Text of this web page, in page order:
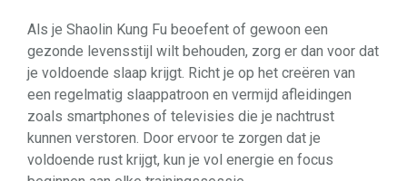
Als je Shaolin Kung Fu beoefent of gewoon een
gezonde levensstijl wilt behouden, zorg er dan voor dat
je voldoende slaap krijgt. Richt je op het creëren van
een regelmatig slaappatroon en vermijd afleidingen
zoals smartphones of televisies die je nachtrust
kunnen verstoren. Door ervoor te zorgen dat je
voldoende rust krijgt, kun je vol energie en focus